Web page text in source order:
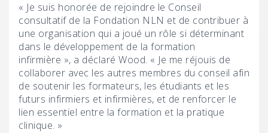
« Je suis honorée de rejoindre le Conseil
consultatif de la Fondation NLN et de contribuer à
une organisation qui a joué un rôle si déterminant
dans le développement de la formation
infirmière », a déclaré Wood. « Je me réjouis de
collaborer avec les autres membres du conseil afin
de soutenir les formateurs, les étudiants et les
futurs infirmiers et infirmières, et de renforcer le
lien essentiel entre la formation et la pratique
clinique. »